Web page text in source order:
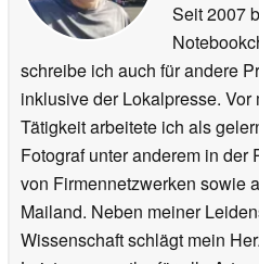
Seit 2007
schreibe ich auch für andere
inklusive der Lokalpresse.
Tätigkeit arbeitete ich als
Fotograf unter anderem in
von Firmennetzwerken sowie
Mailand. Neben meiner
Wissenschaft schlägt mein